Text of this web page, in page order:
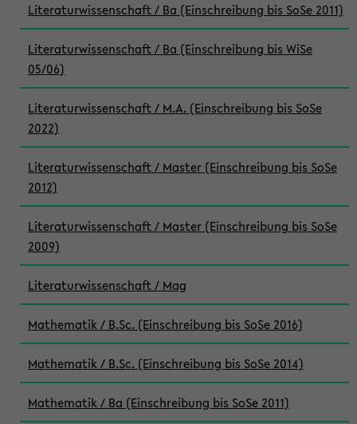
Literaturwissenschaft / Ba (Einschreibung bis SoSe 2011)
Literaturwissenschaft / Ba (Einschreibung bis WiSe
05/06)
Literaturwissenschaft / M.A. (Einschreibung bis SoSe
2022)
Literaturwissenschaft / Master (Einschreibung bis SoSe
2012)
Literaturwissenschaft / Master (Einschreibung bis SoSe
2009)
Literaturwissenschaft / Mag
Mathematik / B.Sc. (Einschreibung bis SoSe 2016)
Mathematik / B.Sc. (Einschreibung bis SoSe 2014)
Mathematik / Ba (Einschreibung bis SoSe 2011)